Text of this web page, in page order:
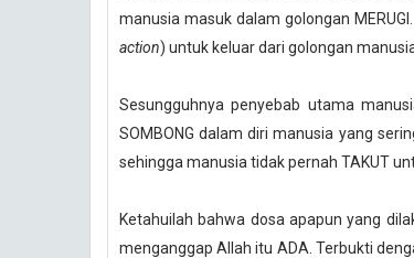
manusia masuk dalam golongan
action) untuk keluar dari golongan
Sesungguhnya penyebab utama
SOMBONG dalam diri manusia yang
sehingga manusia tidak pernah TAKUT
Ketahuilah bahwa dosa apapun yang
menganggap Allah itu ADA. Terbukti